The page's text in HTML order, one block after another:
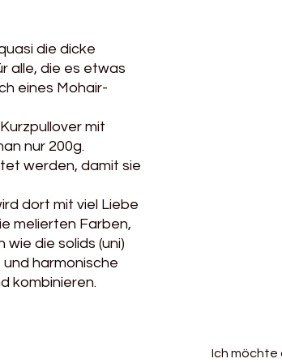
die dicke
alle, die es etwas
eines Mohair-
mit
nur 200g.
werden, damit sie
dort mit viel Liebe
melierten Farben,
die solids (uni)
harmonische
kombinieren.
Ich möchte